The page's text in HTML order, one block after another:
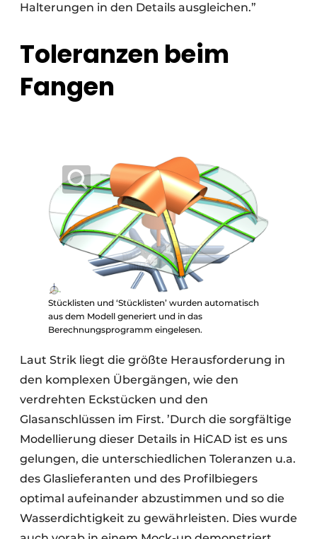
Halterungen in den Details ausgleichen.”
Toleranzen beim
Fangen
Stücklisten und ‘Stücklisten’ wurden automatisch
aus dem Modell generiert und in das
Berechnungsprogramm eingelesen.
Laut Strik liegt die größte Herausforderung in
den komplexen Übergängen, wie den
verdrehten Eckstücken und den
Glasanschlüssen im First. ’Durch die sorgfältige
Modellierung dieser Details in HiCAD ist es uns
gelungen, die unterschiedlichen Toleranzen u.a.
des Glaslieferanten und des Profilbiegers
optimal aufeinander abzustimmen und so die
Wasserdichtigkeit zu gewährleisten. Dies wurde